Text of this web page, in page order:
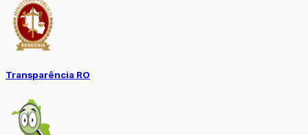
Transparência RO